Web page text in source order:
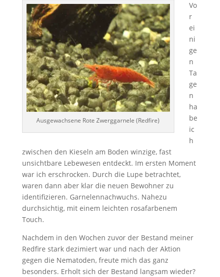
Ausgewachsene Rote Zwerggarnele (Redfire)
Vo
r
ei
ni
ge
n
Ta
ge
n
ha
be
ic
h
zwischen den Kieseln am Boden winzige, fast
unsichtbare Lebewesen entdeckt. Im ersten Moment
war ich erschrocken. Durch die Lupe betrachtet,
waren dann aber klar die neuen Bewohner zu
identifizieren. Garnelennachwuchs. Nahezu
durchsichtig, mit einem leichten rosafarbenem
Touch.
Nachdem in den Wochen zuvor der Bestand meiner
Redfire stark dezimiert war und nach der Aktion
gegen die Nematoden, freute mich das ganz
besonders. Erholt sich der Bestand langsam wieder?